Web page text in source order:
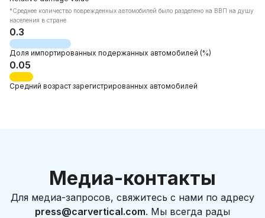
*Среднее количество поврежденных автомобилей было разделено на ВВП на душу
населения в стране.
0.3
Доля импортированных подержанных автомобилей (%)
0.05
Средний возраст зарегистрированных автомобилей
Медиа-контакты
Для медиа-запросов, свяжитесь с нами по адресу
press@carvertical.com. Мы всегда рады